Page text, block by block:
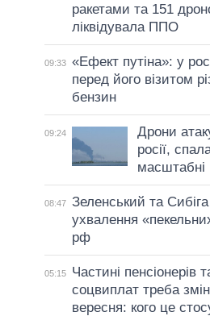
ракетами та 151
ліквідувала ППО
09:33 «Ефект путіна»: у
перед його візитом
бензин
09:24
Дрони
росії,
масштабні
08:47 Зеленський та
ухвалення
рф
05:15
Частині пенсіонерів
соцвиплат треба
вересня: кого це